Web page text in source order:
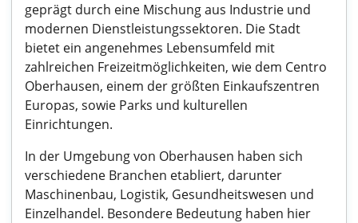
geprägt durch eine Mischung aus Industrie und
modernen Dienstleistungssektoren. Die Stadt
bietet ein angenehmes Lebensumfeld mit
zahlreichen Freizeitmöglichkeiten, wie dem Centro
Oberhausen, einem der größten Einkaufszentren
Europas, sowie Parks und kulturellen
Einrichtungen.
In der Umgebung von Oberhausen haben sich
verschiedene Branchen etabliert, darunter
Maschinenbau, Logistik, Gesundheitswesen und
Einzelhandel. Besondere Bedeutung haben hier